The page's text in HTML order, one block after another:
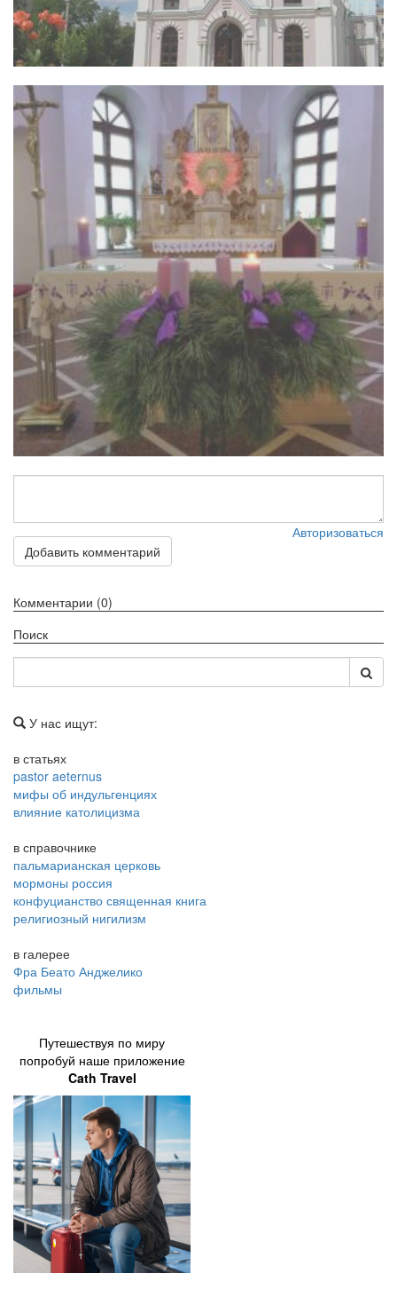
Авторизоваться
Добавить комментарий
Комментарии (0)
Поиск
У нас ищут:
в статьях
pastor aeternus
мифы об индульгенциях
влияние католицизма
в справочнике
пальмарианская церковь
мормоны россия
конфуцианство священная книга
религиозный нигилизм
в галерее
Фра Беато Анджелико
фильмы
Путешествуя по миру
попробуй наше приложение
Cath Travel